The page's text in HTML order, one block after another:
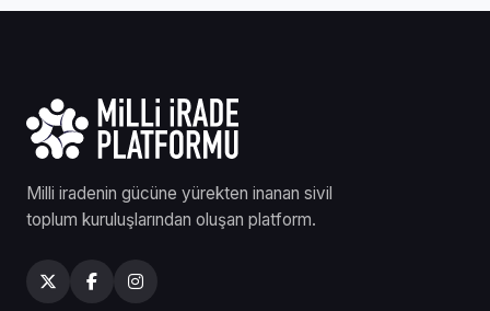
Milli iradenin gücüne yürekten inanan sivil
toplum kuruluşlarından oluşan platform.